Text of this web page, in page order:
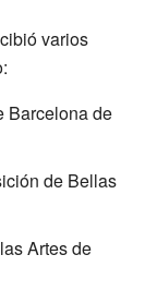
varios
Barcelona de
de Bellas
Artes de